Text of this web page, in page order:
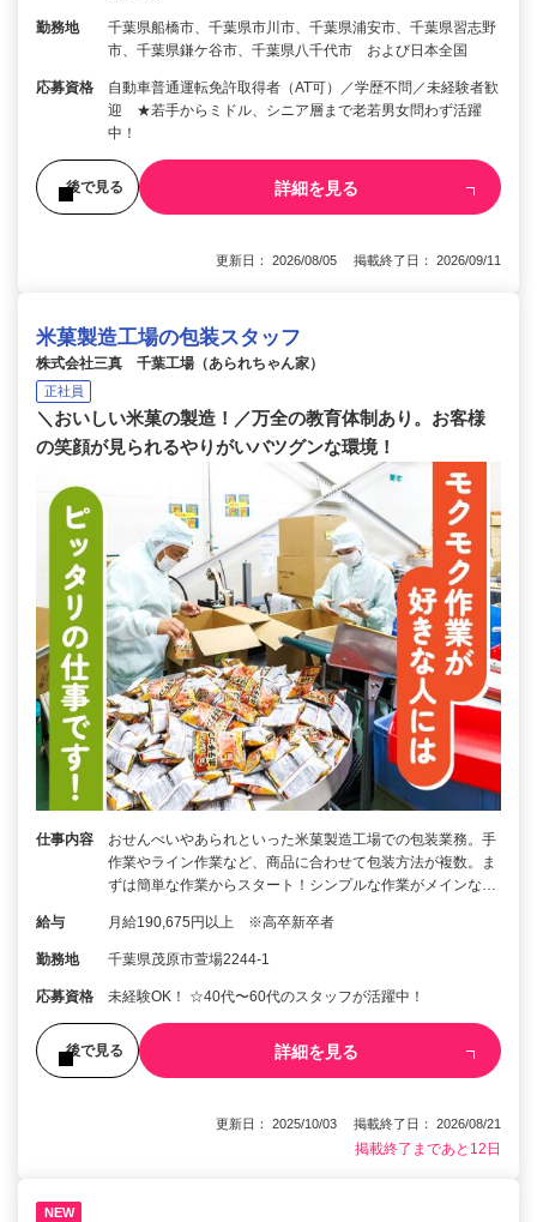
勤務地
千葉県船橋市、千葉県市川市、千葉県浦安市、千葉県習志野
市、千葉県鎌ケ谷市、千葉県八千代市 および日本全国
応募資格
自動車普通運転免許取得者（AT可）／学歴不問／未経験者歓
迎 ★若手からミドル、シニア層まで老若男女問わず活躍
中！
後で見る 詳細を見る
更新日： 2026/08/05 掲載終了日： 2026/09/11
米菓製造工場の包装スタッフ
株式会社三真 千葉工場（あられちゃん家）
正社員
＼おいしい米菓の製造！／万全の教育体制あり。お客様
の笑顔が見られるやりがいバツグンな環境！
仕事内容
おせんべいやあられといった米菓製造工場での包装業務。手
作業やライン作業など、商品に合わせて包装方法が複数。ま
ずは簡単な作業からスタート！シンプルな作業がメインな…
給与 月給190,675円以上 ※高卒新卒者
勤務地 千葉県茂原市萱場2244-1
応募資格 未経験OK！ ☆40代〜60代のスタッフが活躍中！
後で見る 詳細を見る
更新日： 2025/10/03 掲載終了日： 2026/08/21
掲載終了まであと12日
NEW